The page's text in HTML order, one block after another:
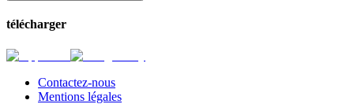
télécharger
Contactez-nous
Mentions légales